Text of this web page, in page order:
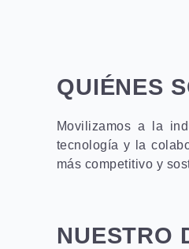
QUIÉNES
Movilizamos a la
tecnología y la
más competitivo y
NUESTRO